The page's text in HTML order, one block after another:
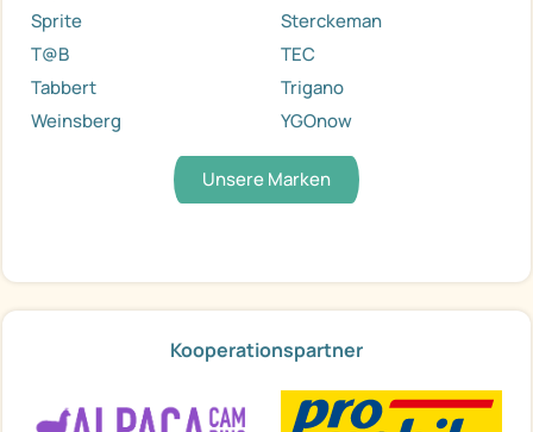
Sprite
Sterckeman
T@B
TEC
Tabbert
Trigano
Weinsberg
YGOnow
Unsere Marken
Kooperationspartner